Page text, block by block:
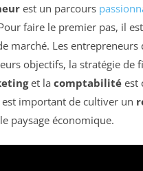
est un parcours
faire le premier pas, il
marché. Les
objectifs, la stratégie de
et la comptabilité est
important de cultiver un
paysage économique.